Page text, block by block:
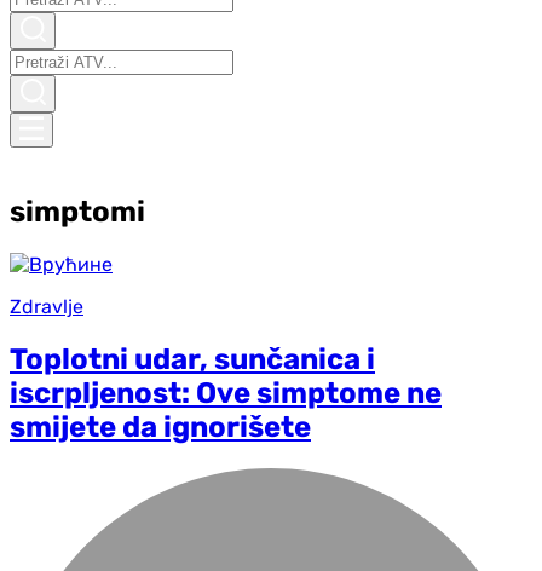
simptomi
Zdravlje
Toplotni udar, sunčanica i
iscrpljenost: Ove simptome ne
smijete da ignorišete